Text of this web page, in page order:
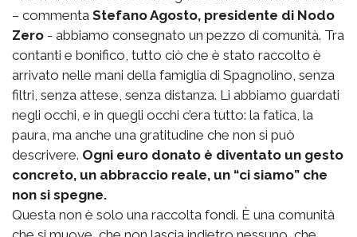
– commenta Stefano Agosto, presidente di Nodo
Zero - abbiamo consegnato un pezzo di comunità. Tra
contanti e bonifico, tutto ciò che è stato raccolto è
arrivato nelle mani della famiglia di Spagnolino, senza
filtri, senza attese, senza distanza. Li abbiamo guardati
negli occhi, e in quegli occhi c’era tutto: la fatica, la
paura, ma anche una gratitudine che non si può
descrivere. Ogni euro donato è diventato un gesto
concreto, un abbraccio reale, un “ci siamo” che
non si spegne.
Questa non è solo una raccolta fondi. È una comunità